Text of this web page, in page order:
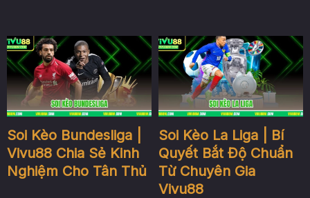
Soi Kèo Bundesliga |
Vivu88 Chia Sẻ Kinh
Nghiệm Cho Tân Thủ
Soi Kèo La Liga | Bí
Quyết Bắt Độ Chuẩn
Từ Chuyên Gia
Vivu88